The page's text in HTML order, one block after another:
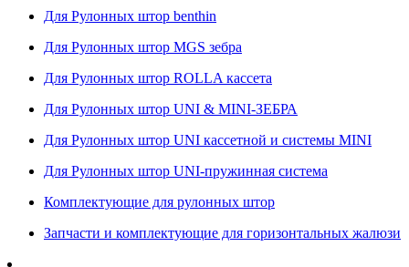
Для Рулонных штор benthin
Для Рулонных штор MGS зебра
Для Рулонных штор ROLLA кассета
Для Рулонных штор UNI & MINI-ЗЕБРА
Для Рулонных штор UNI кассетной и системы MINI
Для Рулонных штор UNI-пружинная система
Комплектующие для рулонных штор
Запчасти и комплектующие для горизонтальных жалюзи